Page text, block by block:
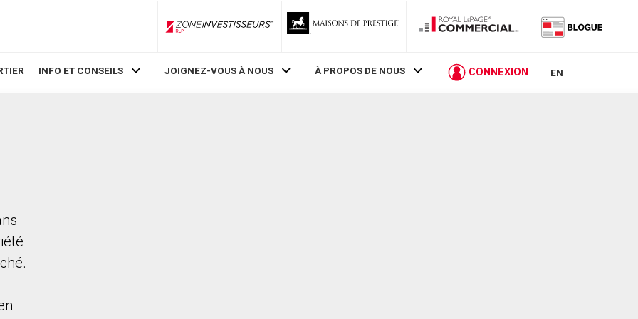
ZoneInvestisseurs RLP
INFO ET CONSEILS JOIGNEZ-VOUS À NOUS À PROPOS DE NOUS CONNEXION EN